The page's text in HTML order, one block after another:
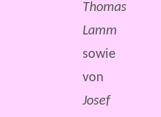
Thomas
Lamm
sowie
von
Josef